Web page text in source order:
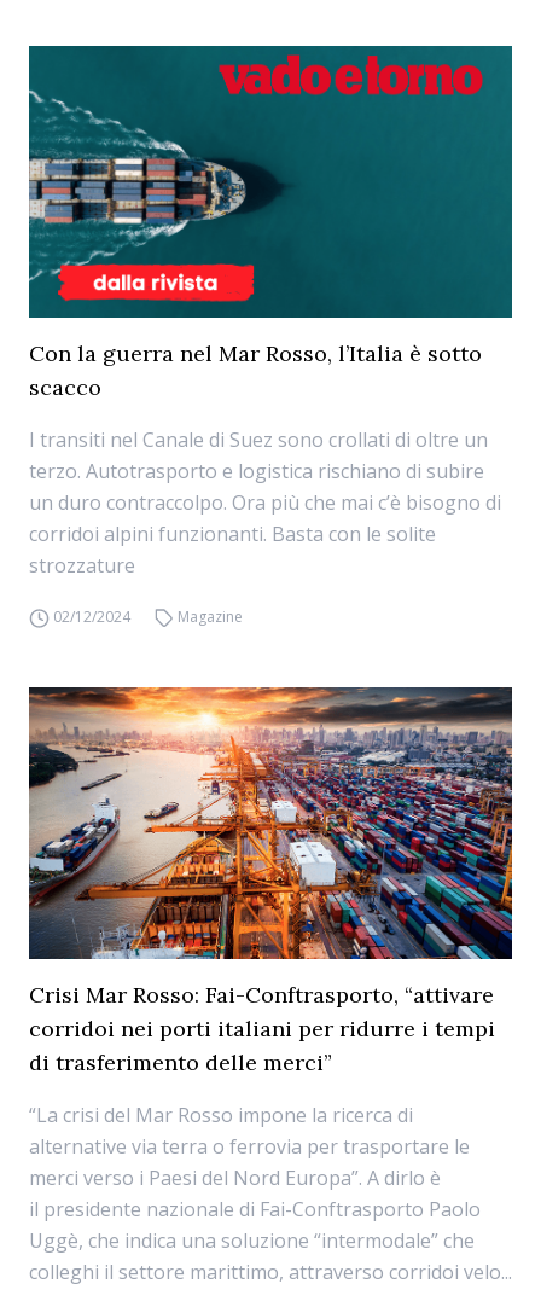
Con la guerra nel Mar Rosso, l’Italia è sotto
scacco
I transiti nel Canale di Suez sono crollati di oltre un
terzo. Autotrasporto e logistica rischiano di subire
un duro contraccolpo. Ora più che mai c’è bisogno di
corridoi alpini funzionanti. Basta con le solite
strozzature
02/12/2024 Magazine
Crisi Mar Rosso: Fai-Conftrasporto, “attivare
corridoi nei porti italiani per ridurre i tempi
di trasferimento delle merci”
“La crisi del Mar Rosso impone la ricerca di
alternative via terra o ferrovia per trasportare le
merci verso i Paesi del Nord Europa”. A dirlo è
il presidente nazionale di Fai-Conftrasporto Paolo
Uggè, che indica una soluzione “intermodale” che
colleghi il settore marittimo, attraverso corridoi velo...